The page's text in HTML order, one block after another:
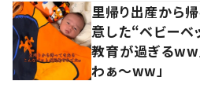
里帰り出産から
意した“ベビーベ
教育が過ぎるww
わぁ～ww」